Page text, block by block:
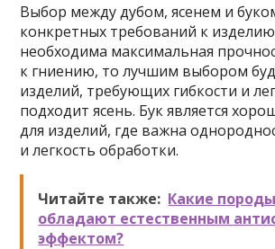
Выбор между дубом, ясенем и
конкретных требований к
необходима максимальная
к гниению, то лучшим выбором
изделий, требующих гибкости и
подходит ясень. Бук является
для изделий, где важна
и легкость обработки.
Читайте также: Какие
обладают естественным
эффектом?